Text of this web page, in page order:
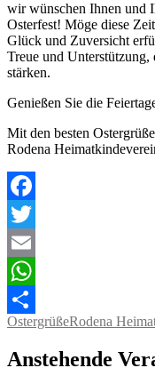
wir wünschen Ihnen und
Osterfest! Möge diese
Glück und Zuversicht
Treue und Unterstützung,
stärken.
Genießen Sie die
Mit den besten
Rodena
Facebook
Twitter
Email
WhatsApp
Teilen
OstergrüßeRodena
Anstehende